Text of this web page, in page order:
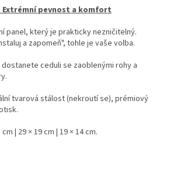
Extrémní pevnost a komfort
panel, který je prakticky nezničitelný.
a zapomeň", tohle je vaše volba.
dostanete ceduli se zaoblenými rohy a
tvarová stálost (nekroutí se), prémiový
cm | 29 × 19 cm | 19 × 14 cm.